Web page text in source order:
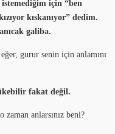
için “ben
kıskanıyor” dedim.
galiba.
gurur senin için anlamını
fakat değil.
anlarsınız beni?